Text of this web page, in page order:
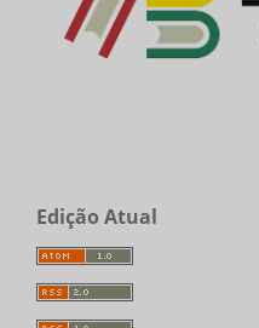
Edição Atual